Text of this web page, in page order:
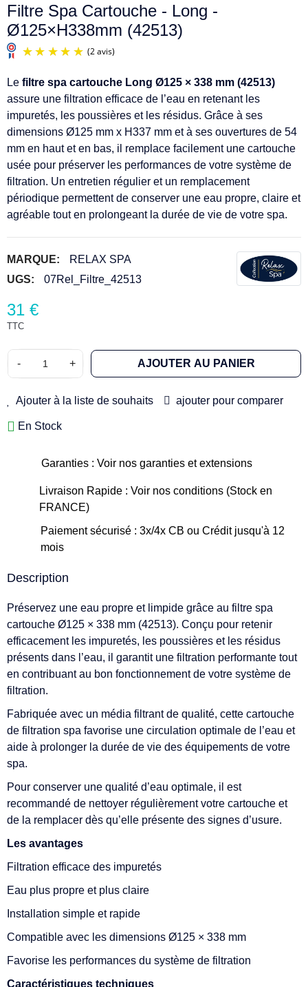
Filtre Spa Cartouche - Long -
Ø125×H338mm (42513)
(2 avis)
Le filtre spa cartouche Long Ø125 × 338 mm (42513)
assure une filtration efficace de l’eau en retenant les
impuretés, les poussières et les résidus. Grâce à ses
dimensions Ø125 mm x H337 mm et à ses ouvertures de 54
mm en haut et en bas, il remplace facilement une cartouche
usée pour préserver les performances de votre système de
filtration. Un entretien régulier et un remplacement
périodique permettent de conserver une eau propre, claire et
agréable tout en prolongeant la durée de vie de votre spa.
MARQUE:
RELAX SPA
UGS:
07Rel_Filtre_42513
31 €
TTC
- + AJOUTER AU PANIER
Ajouter à la liste de souhaits ajouter pour comparer
En Stock
Garanties : Voir nos garanties et extensions
Livraison Rapide : Voir nos conditions (Stock en
FRANCE)
Paiement sécurisé : 3x/4x CB ou Crédit jusqu'à 12
mois
Description
Préservez une eau propre et limpide grâce au filtre spa
cartouche Ø125 × 338 mm (42513). Conçu pour retenir
efficacement les impuretés, les poussières et les résidus
présents dans l’eau, il garantit une filtration performante tout
en contribuant au bon fonctionnement de votre système de
filtration.
Fabriquée avec un média filtrant de qualité, cette cartouche
de filtration spa favorise une circulation optimale de l’eau et
aide à prolonger la durée de vie des équipements de votre
spa.
Pour conserver une qualité d’eau optimale, il est
recommandé de nettoyer régulièrement votre cartouche et
de la remplacer dès qu’elle présente des signes d’usure.
Les avantages
Filtration efficace des impuretés
Eau plus propre et plus claire
Installation simple et rapide
Compatible avec les dimensions Ø125 × 338 mm
Favorise les performances du système de filtration
Caractéristiques techniques